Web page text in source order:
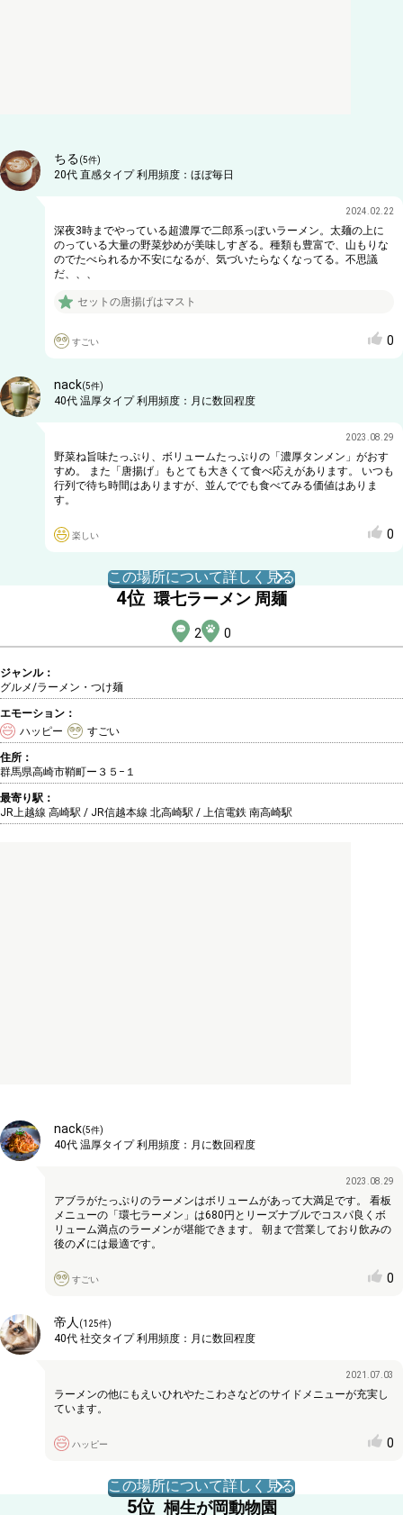
ちる(5件)
20代 直感タイプ利用頻度： ほぼ毎日
2024.02.22
深夜3時までやっている超濃厚で二郎系っぽいラーメン。太麺の上に
のっている大量の野菜炒めが美味しすぎる。種類も豊富で、山もりな
のでたべられるか不安になるが、気づいたらなくなってる。不思議
だ、、、
セットの唐揚げはマスト
すごい 0
nack(5件)
40代 温厚タイプ利用頻度： 月に数回程度
2023.08.29
野菜ね旨味たっぷり、ボリュームたっぷりの「濃厚タンメン」がおす
すめ。 また「唐揚げ」もとても大きくて食べ応えがあります。 いつも
行列で待ち時間はありますが、並んででも食べてみる価値はありま
す。
楽しい 0
この場所について詳しく見る
4位 環七ラーメン 周麺
2 0
ジャンル：
グルメ/ラーメン・つけ麺
エモーション：
ハッピー
すごい
住所：
群馬県高崎市鞘町ー３５−１
最寄り駅：
JR上越線 高崎駅 / JR信越本線 北高崎駅 / 上信電鉄 南高崎駅
nack(5件)
40代 温厚タイプ利用頻度： 月に数回程度
2023.08.29
アブラがたっぷりのラーメンはボリュームがあって大満足です。 看板
メニューの「環七ラーメン」は680円とリーズナブルでコスパ良くボ
リューム満点のラーメンが堪能できます。 朝まで営業しており飲みの
後の〆には最適です。
すごい 0
帝人 (125件)
40代 社交タイプ利用頻度： 月に数回程度
2021.07.03
ラーメンの他にもえいひれやたこわさなどのサイドメニューが充実し
ています。
ハッピー 0
この場所について詳しく見る
5位 桐生が岡動物園